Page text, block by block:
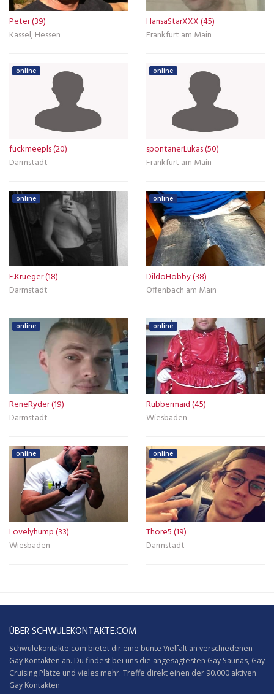
Peter (39)
Kassel, Hessen
HansaStarXXX (45)
Frankfurt am Main
online
fuckmeepls (20)
Darmstadt
online
spontanerLukas (50)
Frankfurt am Main
online
F.Krueger (18)
Darmstadt
online
DildoHobby (38)
Offenbach am Main
online
ReneRyder (19)
Darmstadt
online
Rubbermaid (45)
Wiesbaden
online
Lovelyhump (33)
Wiesbaden
online
Thore5 (19)
Darmstadt
ÜBER SCHWULEKONTAKTE.COM
Schwulekontakte.com bietet dir eine bunte Vielfalt an verschiedenen
Gay Kontakten an. Du findest bei uns die angesagtesten Gay Saunas, Gay
Cruising Plätze und vieles mehr. Treffe direkt einen der 90.000 aktiven
Gay Kontakten